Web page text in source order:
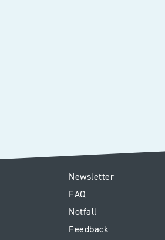
E1
-
Footer
Newsletter
FAQ
Notfall
Feedback